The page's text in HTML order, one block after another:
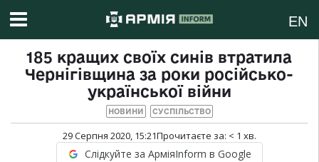
EN
185 кращих своїх синів втратила
Чернігівщина за роки російсько-
української війни
НОВИНИ СУСПІЛЬСТВО
29 Серпня 2020, 15:21Прочитаєте за: < 1 хв.
Слідкуйте за АрміяInform в Google